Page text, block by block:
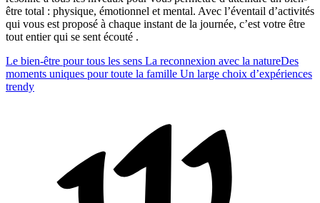
être total : physique, émotionnel et mental. Avec l’éventail d’activités
qui vous est proposé à chaque instant de la journée, c’est votre être
tout entier qui se sent écouté .
Le bien-être pour tous les sens La reconnexion avec la natureDes
moments uniques pour toute la famille Un large choix d’expériences
trendy